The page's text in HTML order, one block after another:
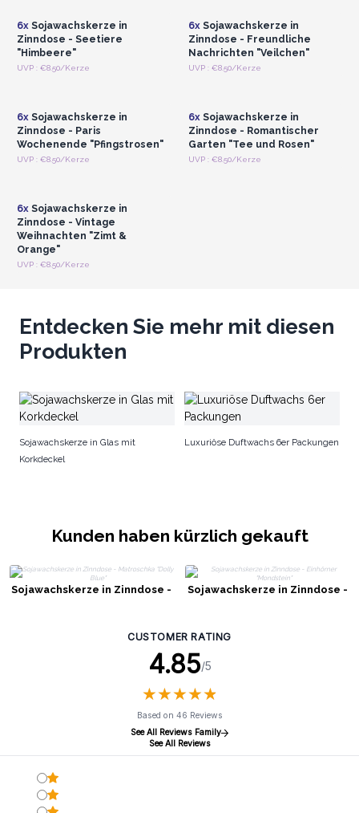
6xSojawachskerze in
Zinndose - Seetiere
"Himbeere"
UVP : €8.50/Kerze
6xSojawachskerze in
Zinndose - Freundliche
Nachrichten "Veilchen"
UVP : €8.50/Kerze
Anmelden oder
6xSojawachskerze in
Zinndose - Paris
Wochenende "Pfingstrosen"
UVP : €8.50/Kerze
Anmelden oder
6xSojawachskerze in
Zinndose - Romantischer
Garten "Tee und Rosen"
UVP : €8.50/Kerze
Anmelden oder
6xSojawachskerze in
Zinndose - Vintage
Weihnachten "Zimt &
Orange"
UVP : €8.50/Kerze
Entdecken Sie mehr mit diesen
Produkten
Sojawachskerze in Glas mit
Korkdeckel
Luxuriöse Duftwachs 6er Packungen
Kunden haben kürzlich gekauft
Sojawachskerze in Zinndose -
Sojawachskerze in Zinndose -
CUSTOMER RATING
4.85/5
★★★★★
★★★★★
Based on 46 Reviews
See All Reviews Family
See All Reviews